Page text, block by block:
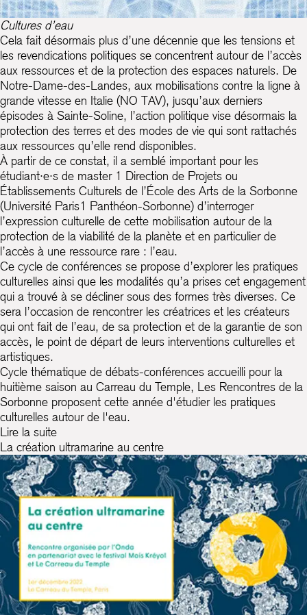
Cultures d’eau
Cela fait désormais plus d’une décennie que les tensions et
les revendications politiques se concentrent autour de l’accès
aux ressources et de la protection des espaces naturels. De
Notre-Dame-des-Landes, aux mobilisations contre la ligne à
grande vitesse en Italie (NO TAV), jusqu’aux derniers
épisodes à Sainte-Soline, l’action politique vise désormais la
protection des terres et des modes de vie qui sont rattachés
aux ressources qu’elle rend disponibles.
À partir de ce constat, il a semblé important pour les
étudiant·e·s de master 1 Direction de Projets ou
Établissements Culturels de l’École des Arts de la Sorbonne
(Université Paris1 Panthéon-Sorbonne) d’interroger
l’expression culturelle de cette mobilisation autour de la
protection de la viabilité de la planète et en particulier de
l’accès à une ressource rare : l’eau.
Ce cycle de conférences se propose d’explorer les pratiques
culturelles ainsi que les modalités qu’a prises cet engagement
qui a trouvé à se décliner sous des formes très diverses. Ce
sera l’occasion de rencontrer les créatrices et les créateurs
qui ont fait de l’eau, de sa protection et de la garantie de son
accès, le point de départ de leurs interventions culturelles et
artistiques.
Cycle thématique de débats-conférences accueilli pour la
huitième saison au Carreau du Temple, Les Rencontres de la
Sorbonne proposent cette année d'étudier les pratiques
culturelles autour de l'eau.
Lire la suite
La création ultramarine au centre